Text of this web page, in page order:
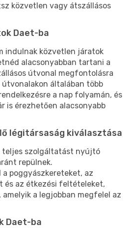
közvetlen vagy átszállásos
Daet-ba
indulnak közvetlen járatok
alacsonyabban tartani a
útvonal megfontolásra
útvonalakon általában több
a nap folyamán, és
is érezhetően alacsonyabb
légitársaság kiválasztása
teljes szolgáltatást nyújtó
repülnek.
poggyászkereteket, az
és az étkezési feltételeket,
a legjobban megfelel az
Daet-ba